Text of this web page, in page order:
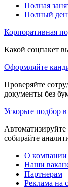
Полная
Полный
Корпоративная
Какой соцпакет
Оформляйте
Проверяйте
документы без
Ускорьте подбор
Автоматизируйте
собирайте
О компании
Наши
Партнерам
Реклама на